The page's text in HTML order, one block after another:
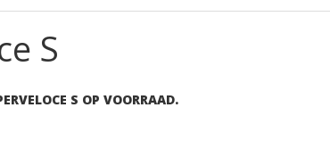
S
S OP VOORRAAD.